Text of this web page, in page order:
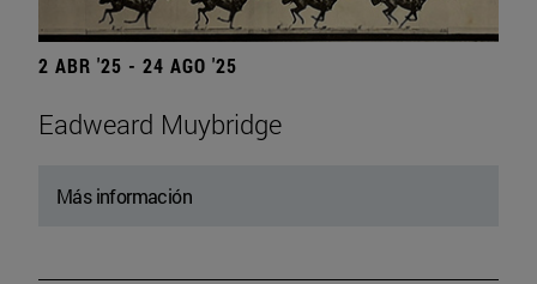
2 ABR '25 - 24 AGO '25
Eadweard Muybridge
Más información